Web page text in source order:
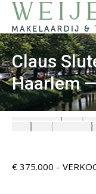
Claus
Haarlem
€ 375.000 -